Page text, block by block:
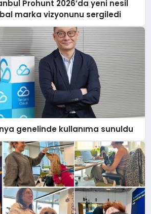
Prohunt 2026’da yeni nesil
marka vizyonunu sergiledi
genelinde kullanıma sunuldu